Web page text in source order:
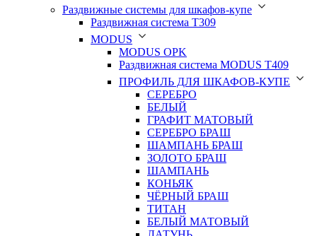
Раздвижные системы для шкафов-купе
Раздвижная система Т309
MODUS
MODUS OPK
Раздвижная система MODUS T409
ПРОФИЛЬ ДЛЯ ШКАФОВ-КУПЕ
СЕРЕБРО
БЕЛЫЙ
ГРАФИТ МАТОВЫЙ
СЕРЕБРО БРАШ
ШАМПАНЬ БРАШ
ЗОЛОТО БРАШ
ШАМПАНЬ
КОНЬЯК
ЧЁРНЫЙ БРАШ
ТИТАН
БЕЛЫЙ МАТОВЫЙ